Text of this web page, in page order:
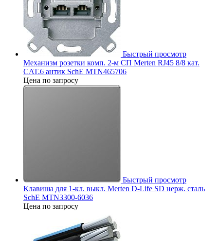
Быстрый просмотр
Механизм розетки комп. 2-м СП Merten RJ45 8/8 кат.
CAT.6 антик SchE MTN465706
Цена по запросу
Быстрый просмотр
Клавиша для 1-кл. выкл. Merten D-Life SD нерж. сталь
SchE MTN3300-6036
Цена по запросу